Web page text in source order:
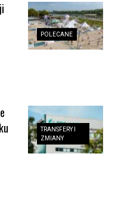
POLECANE
TRANSFERY I
ZMIANY